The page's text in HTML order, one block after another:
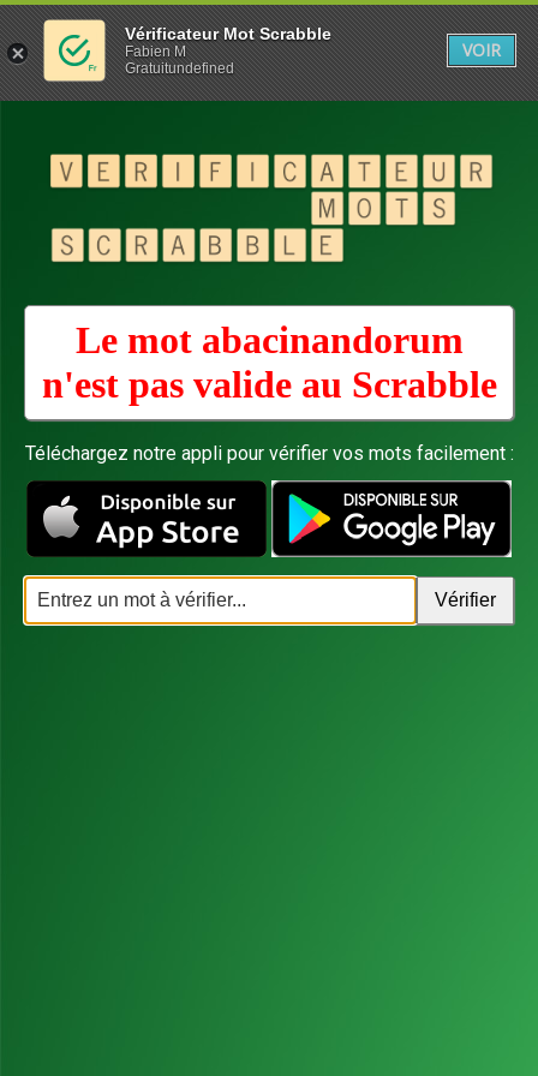
Le mot abacinandorum
n'est pas valide au Scrabble
Téléchargez notre appli pour vérifier vos mots facilement :
Vérificateur Mot Scrabble
Fabien M
Gratuitundefined
VOIR